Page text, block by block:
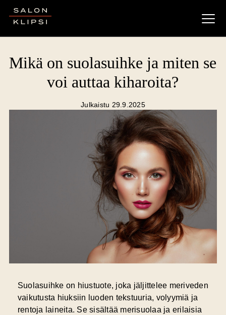
Salon Klipsi
Mikä on suolasuihke ja miten se
voi auttaa kiharoita?
Julkaistu 29.9.2025
Suolasuihke on hiustuote, joka jäljittelee meriveden
vaikutusta hiuksiin luoden tekstuuria, volyymiä ja
rentoja laineita. Se sisältää merisuolaa ja erilaisia